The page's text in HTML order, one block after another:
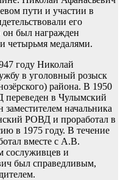
пути и участии в
его
был награжден
четырьмя медалями.
году Николай
в уголовный розыск
района. В 1950
переведен в Чулымский
начальника
РОВД и проработал в
в 1975 году. В течение
вместе с А.В.
сослуживцев и
был справедливым,